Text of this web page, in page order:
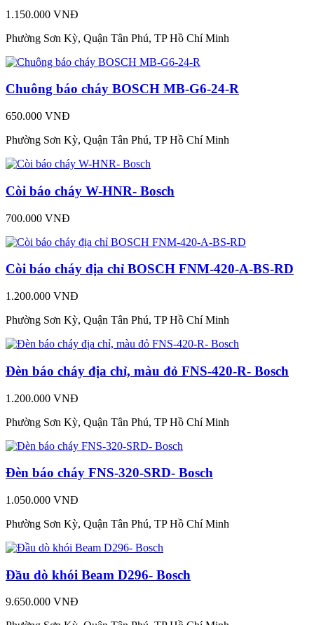
1.150.000 VNĐ
Phường Sơn Kỳ, Quận Tân Phú, TP Hồ Chí Minh
Chuông báo cháy BOSCH MB-G6-24-R
650.000 VNĐ
Phường Sơn Kỳ, Quận Tân Phú, TP Hồ Chí Minh
Còi báo cháy W-HNR- Bosch
700.000 VNĐ
Còi báo cháy địa chỉ BOSCH FNM-420-A-BS-RD
1.200.000 VNĐ
Phường Sơn Kỳ, Quận Tân Phú, TP Hồ Chí Minh
Đèn báo cháy địa chỉ, màu đỏ FNS-420-R- Bosch
1.200.000 VNĐ
Phường Sơn Kỳ, Quận Tân Phú, TP Hồ Chí Minh
Đèn báo cháy FNS-320-SRD- Bosch
1.050.000 VNĐ
Phường Sơn Kỳ, Quận Tân Phú, TP Hồ Chí Minh
Đầu dò khói Beam D296- Bosch
9.650.000 VNĐ